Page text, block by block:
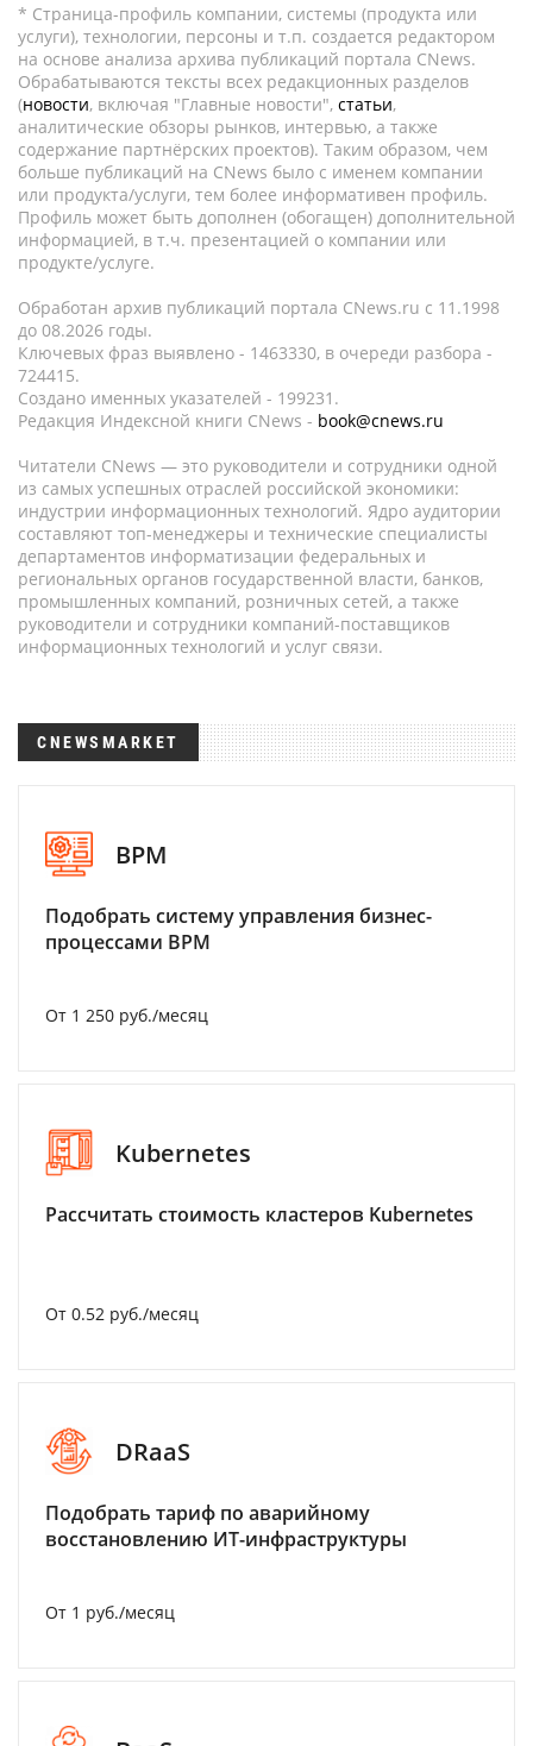
* Страница-профиль компании, системы (продукта или
услуги), технологии, персоны и т.п. создается редактором
на основе анализа архива публикаций портала CNews.
Обрабатываются тексты всех редакционных разделов
(новости, включая "Главные новости", статьи,
аналитические обзоры рынков, интервью, а также
содержание партнёрских проектов). Таким образом, чем
больше публикаций на CNews было с именем компании
или продукта/услуги, тем более информативен профиль.
Профиль может быть дополнен (обогащен) дополнительной
информацией, в т.ч. презентацией о компании или
продукте/услуге.
Обработан архив публикаций портала CNews.ru c 11.1998
до 08.2026 годы.
Ключевых фраз выявлено - 1463330, в очереди разбора -
724415.
Создано именных указателей - 199231.
Редакция Индексной книги CNews - book@cnews.ru
Читатели CNews — это руководители и сотрудники одной
из самых успешных отраслей российской экономики:
индустрии информационных технологий. Ядро аудитории
составляют топ-менеджеры и технические специалисты
департаментов информатизации федеральных и
региональных органов государственной власти, банков,
промышленных компаний, розничных сетей, а также
руководители и сотрудники компаний-поставщиков
информационных технологий и услуг связи.
CNEWSMARKET
BPM
Подобрать систему управления бизнес-
процессами BPM
От 1 250 руб./месяц
Kubernetes
Рассчитать стоимость кластеров Kubernetes
От 0.52 руб./месяц
DRaaS
Подобрать тариф по аварийному
восстановлению ИТ-инфраструктуры
От 1 руб./месяц